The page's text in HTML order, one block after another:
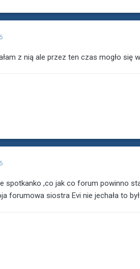
z nią ale przez ten czas mogło się
spotkanko ,co jak co forum powinno
forumowa siostra Evi nie jechała to